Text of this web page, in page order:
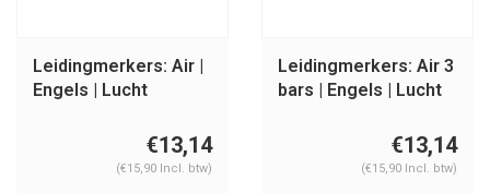
Leidingmerkers: Air |
Engels | Lucht
€13,14
(€15,90 Incl. btw)
Leidingmerkers: Air 3
bars | Engels | Lucht
€13,14
(€15,90 Incl. btw)